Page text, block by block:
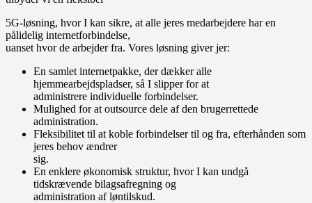
5G-løsning, hvor I kan sikre, at alle jeres medarbejdere har en
pålidelig internetforbindelse,
uanset hvor de arbejder fra. Vores løsning giver jer:
En samlet internetpakke, der dækker alle
hjemmearbejdspladser, så I slipper for at
administrere individuelle forbindelser.
Mulighed for at outsource dele af den brugerrettede
administration.
Fleksibilitet til at koble forbindelser til og fra, efterhånden som
jeres behov ændrer
sig.
En enklere økonomisk struktur, hvor I kan undgå
tidskrævende bilagsafregning og
administration af løntilskud.